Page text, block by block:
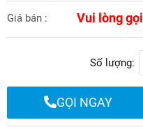
Giá bán : Vui lòng gọi
Số lượng:
GỌI NGAY